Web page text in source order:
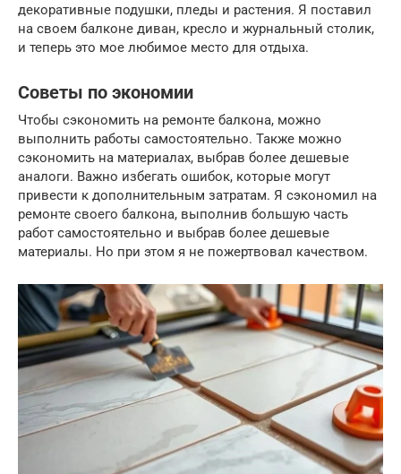
декоративные подушки, пледы и растения. Я поставил
на своем балконе диван, кресло и журнальный столик,
и теперь это мое любимое место для отдыха.
Советы по экономии
Чтобы сэкономить на ремонте балкона, можно
выполнить работы самостоятельно. Также можно
сэкономить на материалах, выбрав более дешевые
аналоги. Важно избегать ошибок, которые могут
привести к дополнительным затратам. Я сэкономил на
ремонте своего балкона, выполнив большую часть
работ самостоятельно и выбрав более дешевые
материалы. Но при этом я не пожертвовал качеством.